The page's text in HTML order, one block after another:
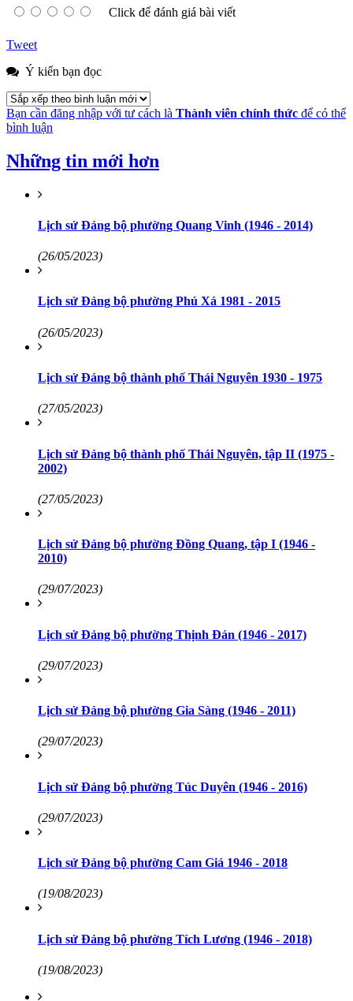
Click để đánh giá bài viết
Tweet
Ý kiến bạn đọc
Bạn cần đăng nhập với tư cách là Thành viên chính thức để có thể
bình luận
Những tin mới hơn
Lịch sử Đảng bộ phường Quang Vinh (1946 - 2014)
(26/05/2023)
Lịch sử Đảng bộ phường Phú Xá 1981 - 2015
(26/05/2023)
Lịch sử Đảng bộ thành phố Thái Nguyên 1930 - 1975
(27/05/2023)
Lịch sử Đảng bộ thành phố Thái Nguyên, tập II (1975 -
2002)
(27/05/2023)
Lịch sử Đảng bộ phường Đồng Quang, tập I (1946 -
2010)
(29/07/2023)
Lịch sử Đảng bộ phường Thịnh Đán (1946 - 2017)
(29/07/2023)
Lịch sử Đảng bộ phường Gia Sàng (1946 - 2011)
(29/07/2023)
Lịch sử Đảng bộ phường Túc Duyên (1946 - 2016)
(29/07/2023)
Lịch sử Đảng bộ phường Cam Giá 1946 - 2018
(19/08/2023)
Lịch sử Đảng bộ phường Tích Lương (1946 - 2018)
(19/08/2023)